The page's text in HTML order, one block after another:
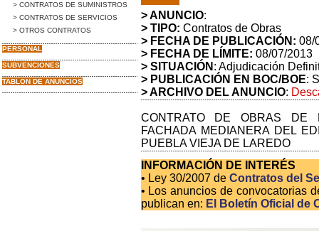
> CONTRATOS DE SUMINISTROS
> CONTRATOS DE SERVICIOS
> OTROS CONTRATOS
PERSONAL
SUBVENCIONES
TABLON DE ANUNCIOS
> ANUNCIO:
> TIPO: Contratos de Obras
> FECHA DE PUBLICACIÓN: 08/
> FECHA DE LÍMITE: 08/07/2013
> SITUACIÓN : Adjudicación
> PUBLICACIÓN EN BOC/BOE:
> ARCHIVO DEL ANUNCIO:
CONTRATO DE OBRAS DE
FACHADA MEDIANERA DEL
PUEBLA VIEJA DE LAREDO
INFORMACIÓN DE INTERÉS
• Ley 30/2007 deContratos del
• Los anuncios de convocatorias
publican en: El Boletín Oficial de